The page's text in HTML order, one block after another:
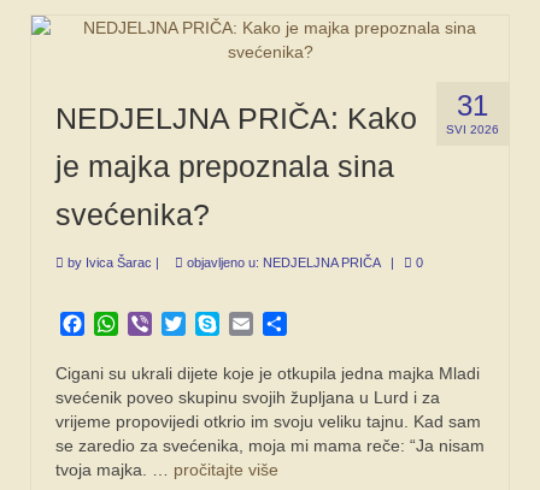
31
SVI 2026
NEDJELJNA PRIČA: Kako
je majka prepoznala sina
svećenika?
by Ivica Šarac | objavljeno u: NEDJELJNA PRIČA | 0
Facebook
WhatsApp
Viber TwitterSkypeEmail
Cigani su ukrali dijete koje je otkupila jedna majka Mladi
svećenik poveo skupinu svojih župljana u Lurd i za
vrijeme propovijedi otkrio im svoju veliku tajnu. Kad sam
se zaredio za svećenika, moja mi mama reče: “Ja nisam
tvoja majka. … pročitajte više